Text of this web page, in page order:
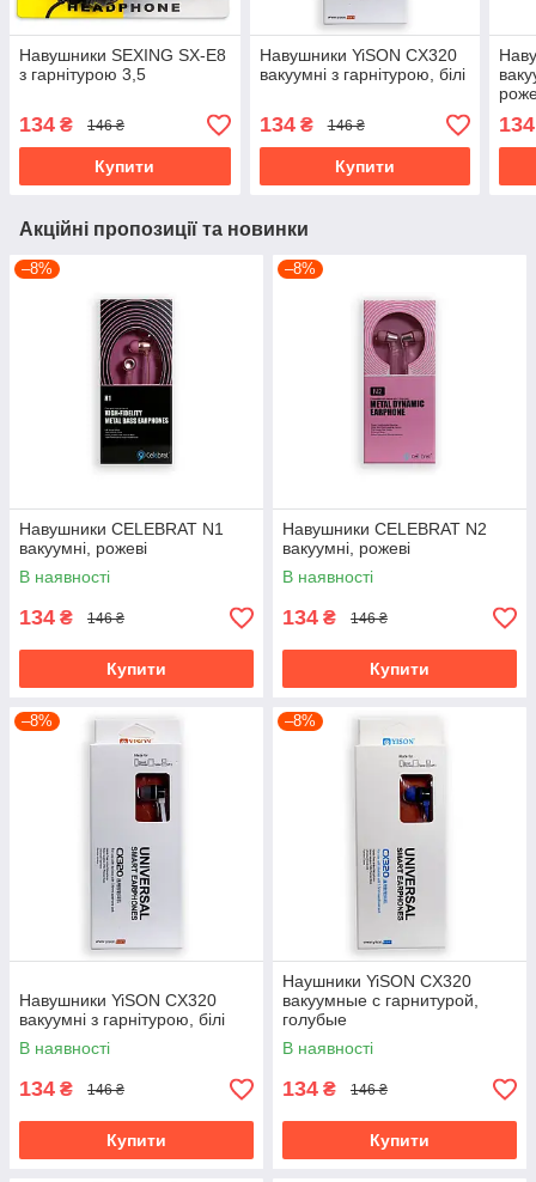
Навушники SEXING SX-E8
з гарнітурою 3,5
134 ₴ 146 ₴
Купити
Навушники YiSON CX320
вакуумні з гарнітурою, білі
134₴ 146 ₴
Купити
134
Акційні пропозиції та новинки
–8%
Навушники CELEBRAT N1
вакуумні, рожеві
В наявності
134 ₴ 146 ₴
Купити
–8%
Навушники CELEBRAT N2
вакуумні, рожеві
В наявності
134 ₴ 146 ₴
Купити
–8%
Навушники YiSON CX320
вакуумні з гарнітурою, білі
В наявності
134 ₴ 146 ₴
Купити
–8%
Наушники YiSON CX320
вакуумные с гарнитурой,
голубые
В наявності
134 ₴ 146 ₴
Купити